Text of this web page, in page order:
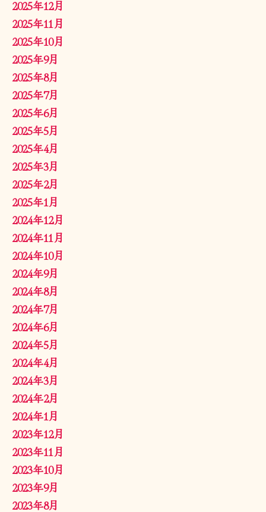
2025年12月
2025年11月
2025年10月
2025年9月
2025年8月
2025年7月
2025年6月
2025年5月
2025年4月
2025年3月
2025年2月
2025年1月
2024年12月
2024年11月
2024年10月
2024年9月
2024年8月
2024年7月
2024年6月
2024年5月
2024年4月
2024年3月
2024年2月
2024年1月
2023年12月
2023年11月
2023年10月
2023年9月
2023年8月